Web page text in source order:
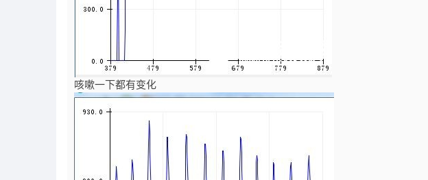
咳嗽一下都有变化